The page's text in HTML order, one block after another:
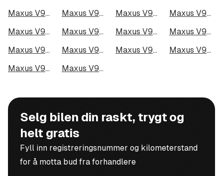
Maxus V90 i Halden
Maxus V90 i Lillehammer Maxus V90 i Molde
Maxus V90 i Kongsberg
Maxus V90 i Harstad
Maxus V90 i Gjøvik Maxus V90 i Sarpsborg
Maxus V90 i Sandefjord
Maxus V90 i Kristiansund
Maxus V90 i Tromsdalen Maxus V90 i Narvik
Maxus V90 i Steinkjer
Maxus V90 i Haugesund
Maxus V90 i Alta
Selg bilen din raskt, trygt og
helt gratis
Fyll inn registreringsnummer og kilometerstand
for å motta bud fra forhandlere